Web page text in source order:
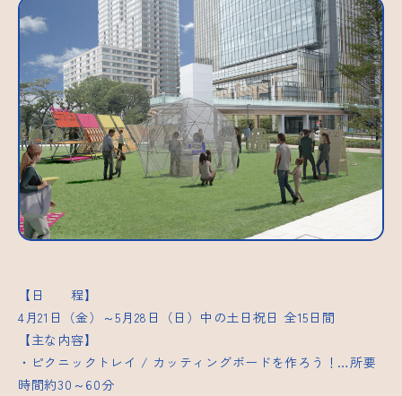
【日 程】
4月21日（金）～5月28日（日）中の土日祝日 全15日間
【主な内容】
・ピクニックトレイ / カッティングボードを作ろう！…所要
時間約30～60分